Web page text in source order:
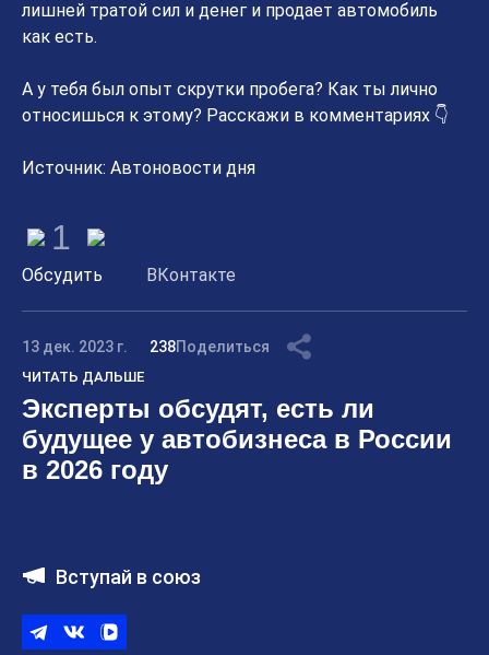
лишней тратой сил и денег и продает автомобиль
как есть.
А у тебя был опыт скрутки пробега? Как ты лично
относишься к этому? Расскажи в комментариях 👇
Источник: Автоновости дня
1
Обсудить ВКонтакте
13 дек. 2023 г. 238Поделиться
ЧИТАТЬ ДАЛЬШЕ
Эксперты обсудят, есть ли
будущее у автобизнеса в России
в 2026 году
Вступай в союз
TelegramВКонтакте
ВК